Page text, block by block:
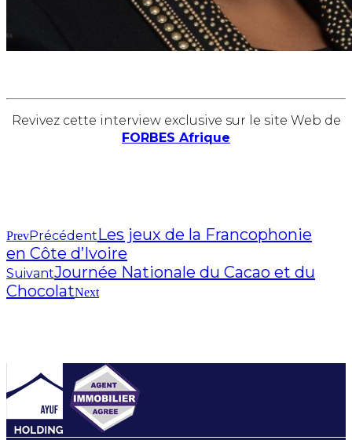
Revivez cette interview exclusive sur le site Web de
FORBES Afrique
PrevPrécédentLes jeux de la Francophonie
en Côte d’Ivoire
SuivantJournée Nationale du Cacao et du
ChocolatNext